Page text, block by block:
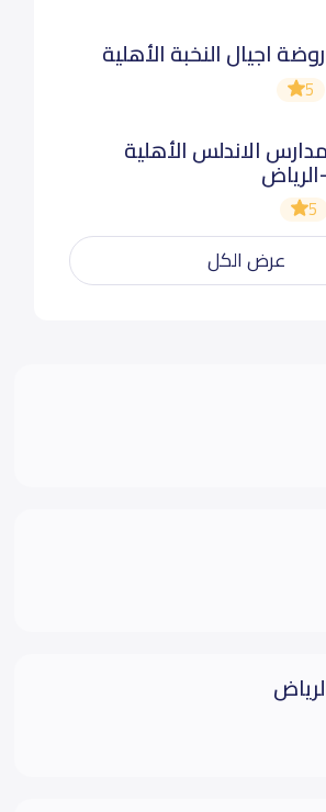
روضة اجيال النخبة الأهلية
5
مدارس الاندلس الأهلية
-الرياض
5
عرض الكل